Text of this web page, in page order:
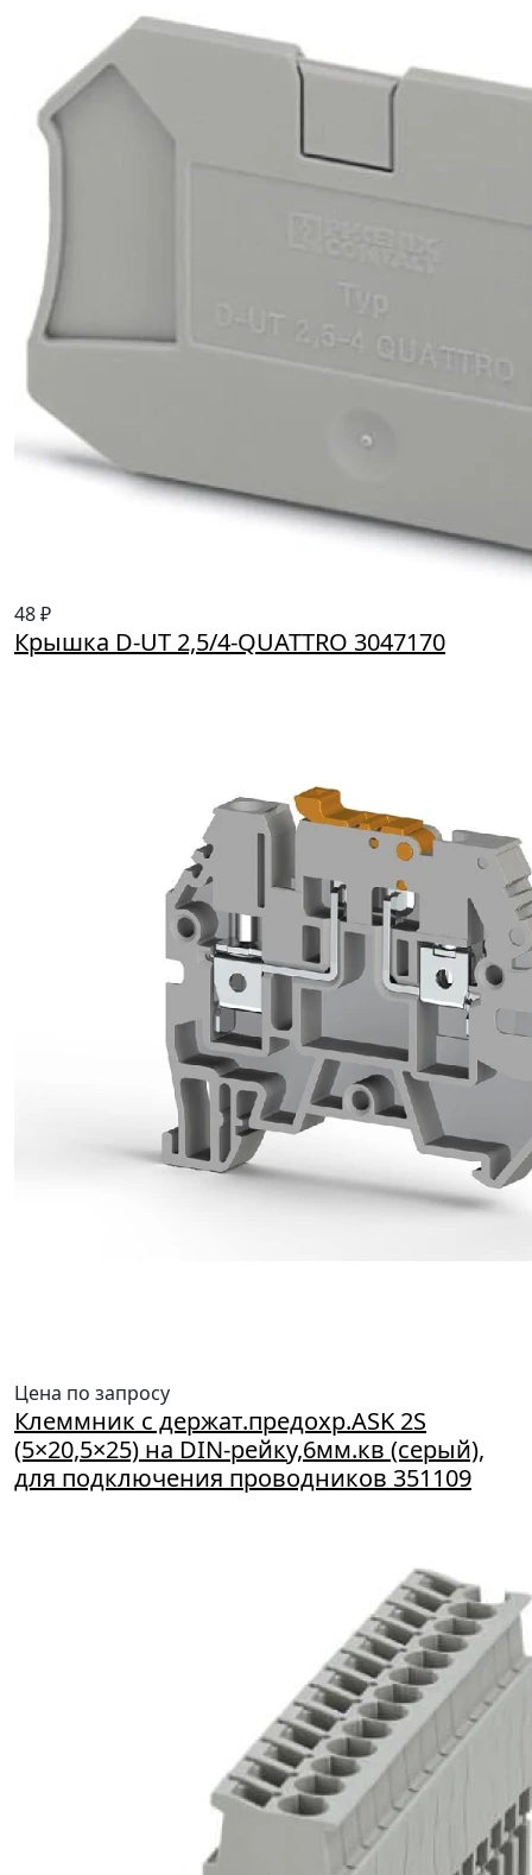
48 ₽
Крышка D-UT 2,5/4-QUATTRO 3047170
Цена по запросу
Клеммник с держат.предохр.ASK 2S
(5×20,5×25) на DIN-рейку,6мм.кв (серый),
для подключения проводников 351109